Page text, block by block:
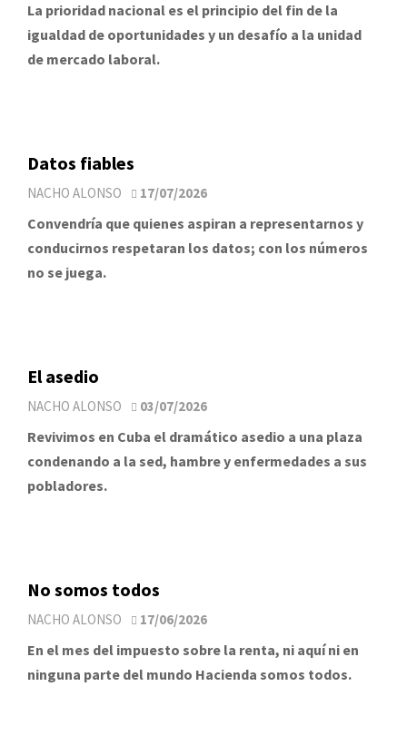
La prioridad nacional es el principio del fin de la
igualdad de oportunidades y un desafío a la unidad
de mercado laboral.
Datos fiables
NACHO ALONSO 17/07/2026
Convendría que quienes aspiran a representarnos y
conducirnos respetaran los datos; con los números
no se juega.
El asedio
NACHO ALONSO 03/07/2026
Revivimos en Cuba el dramático asedio a una plaza
condenando a la sed, hambre y enfermedades a sus
pobladores.
No somos todos
NACHO ALONSO 17/06/2026
En el mes del impuesto sobre la renta, ni aquí ni en
ninguna parte del mundo Hacienda somos todos.